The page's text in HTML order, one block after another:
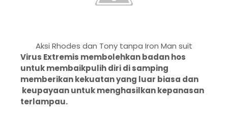
Aksi Rhodes dan Tony tanpa Iron Man suit
Virus Extremis membolehkan badan hos
untuk membaikpulih diri di samping
memberikan kekuatan yang luar biasa dan
keupayaan untuk menghasilkan kepanasan
terlampau.